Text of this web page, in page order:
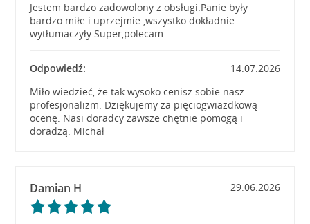
Jestem bardzo zadowolony z obsługi.Panie były
bardzo miłe i uprzejmie ,wszystko dokładnie
wytłumaczyły.Super,polecam
Odpowiedź:
14.07.2026
Miło wiedzieć, że tak wysoko cenisz sobie nasz
profesjonalizm. Dziękujemy za pięciogwiazdkową
ocenę. Nasi doradcy zawsze chętnie pomogą i
doradzą. Michał
Damian H 29.06.2026